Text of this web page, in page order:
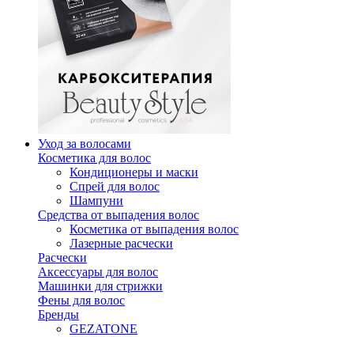
Уход за волосами
Косметика для волос
Кондиционеры и маски
Спрей для волос
Шампуни
Средства от выпадения волос
Косметика от выпадения волос
Лазерные расчески
Расчески
Аксессуары для волос
Машинки для стрижки
Фены для волос
Бренды
GEZATONE